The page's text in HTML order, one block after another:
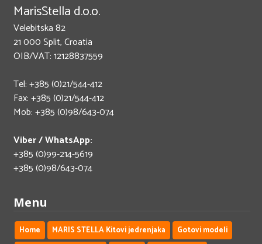
MarisStella d.o.o.
Velebitska 82
21 000 Split, Croatia
OIB/VAT: 12128837559
Tel: +385 (0)21/544-412
Fax: +385 (0)21/544-412
Mob: +385 (0)98/643-074
Viber / WhatsApp:
+385 (0)99-214-5619
+385 (0)98/643-074
Menu
Home MARIS STELLA Kitovi jedrenjaka Gotovi modeli